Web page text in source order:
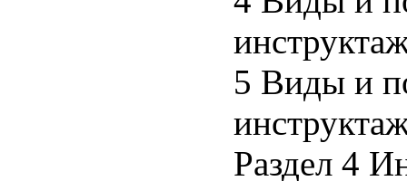
5 Виды и
Раздел 4